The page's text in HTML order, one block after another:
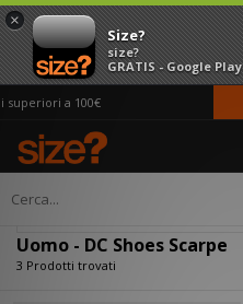
×
Size?
size?
GRATIS - Google Play
a 100€
Home Uomo
Uomo - DC Shoes Scarpe
3 Prodotti trovati